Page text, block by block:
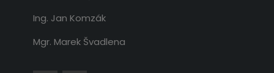
Ing. Jan Komzák
Mgr. Marek Švadlena